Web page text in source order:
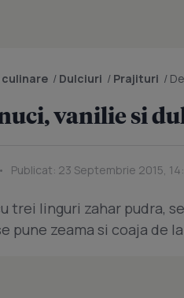
/ Dulciuri / Prajituri /
vanilie si
Publicat: 23 Septembrie 2015,
trei linguri zahar pudra,
pune zeama si coaja de